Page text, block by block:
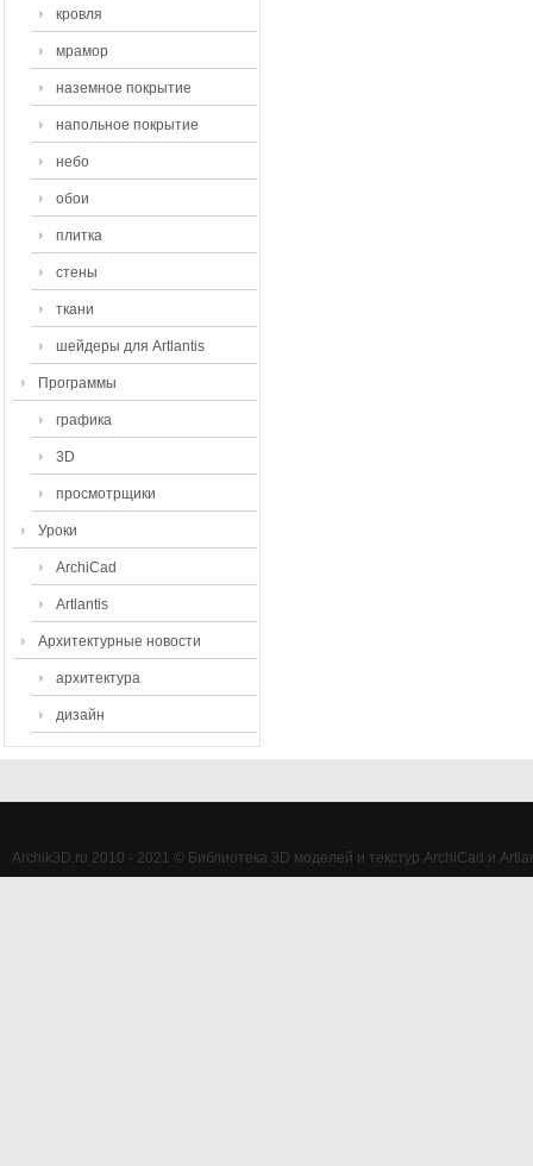
кровля
мрамор
наземное покрытие
напольное покрытие
небо
обои
плитка
стены
ткани
шейдеры для Artlantis
Программы
графика
3D
просмотрщики
Уроки
ArchiCad
Artlantis
Архитектурные новости
архитектура
дизайн
Archik3D.ru 2010 - 2021 © Библиотека 3D моделей и текстур ArchiCad и